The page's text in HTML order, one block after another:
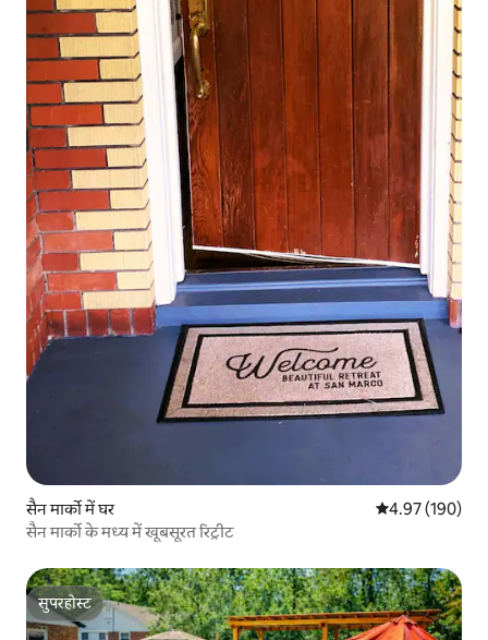
सैन मार्को में घर औसत रेटिंग 5 में से
4.97 (190)
सैन मार्को के मध्य में खूबसूरत रिट्रीट
सुपरहोस्ट
सुपरहोस्ट